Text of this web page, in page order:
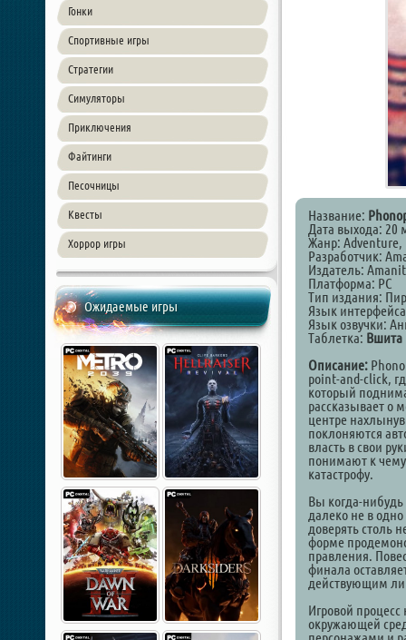
Гонки
Спортивные игры
Стратегии
Симуляторы
Приключения
Файтинги
Песочницы
Квесты
Хоррор игры
Ожидаемые игры
Название:
Дата выхода: 20
Жанр: Adventure,
Разработчик:
Издатель:
Платформа: PC
Тип издания:
Язык
Язык озвучки:
Таблетка: Вшита
Описание:
point-and-click,
который
рассказывает о
центре
поклоняются
власть в свои
понимают к
катастрофу.
Вы когда-
далеко не в
доверять столь
форме
правления.
финала
действующим
Игровой
окружающей